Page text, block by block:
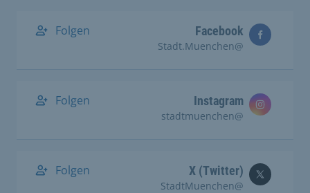
Facebook
@Stadt.Muenchen
Folgen
Instagram
@stadtmuenchen
Folgen
X (Twitter)
@StadtMuenchen
Folgen